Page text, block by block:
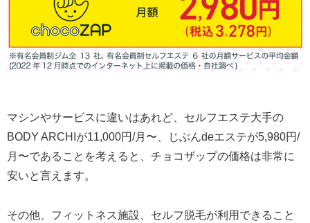
マシンやサービスに違いはあれど、セルフエステ大手の
BODY ARCHIが11,000円/月〜、じぶんdeエステが5,980円/
月〜であることを考えると、チョコザップの価格は非常に
安いと言えます。
その他、フィットネス施設、セルフ脱毛が利用できること